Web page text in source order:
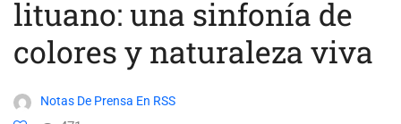
lituano: una sinfonía de
colores y naturaleza viva
Notas De Prensa En RSS